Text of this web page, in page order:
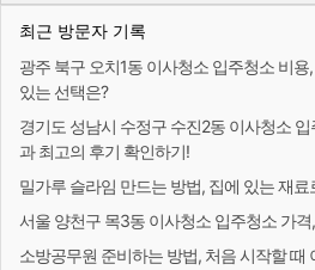
최근 방문자 기록
광주 북구 오치1동 이사청소 입주청소 비
있는 선택은?
경기도 성남시 수정구 수진2동 이사청소
과 최고의 후기 확인하기!
밀가루 슬라임 만드는 방법, 집에 있는 재료
서울 양천구 목3동 이사청소 입주청소 가
소방공무원 준비하는 방법, 처음 시작할 때